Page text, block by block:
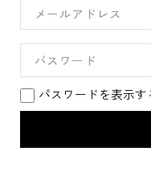
パスワードを表示す